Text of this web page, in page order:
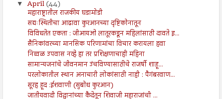
▼ April(44)
महाराष्ट्रातील राजकीय घडामोडी
सद्यःस्थितीचा आढावा कुरआनच्या दृष्टिकोनातून
विविधतेत एकता : जीआयओ लातूरकडून महिलांसाठी दावते इ...
सैनिकांवरच्या मानसिक परिणामांचा विचार करायला हवा
निव्वळ उपवास नव्हे हा तर प्रशिक्षणाचाही महिना
सामान्यजनांचे जीवनमान उंचविण्यासाठीचे राजर्षी शाहू...
परलोकातील स्थान अनाचारी लोकांसाठी नाही : पैगंबरवाण...
सूरह हूद :ईशवाणी (सुबोध कुरआन)
जातीयवादी विद्वानांच्या कैदेतून शिवाजी महाराजांची ...